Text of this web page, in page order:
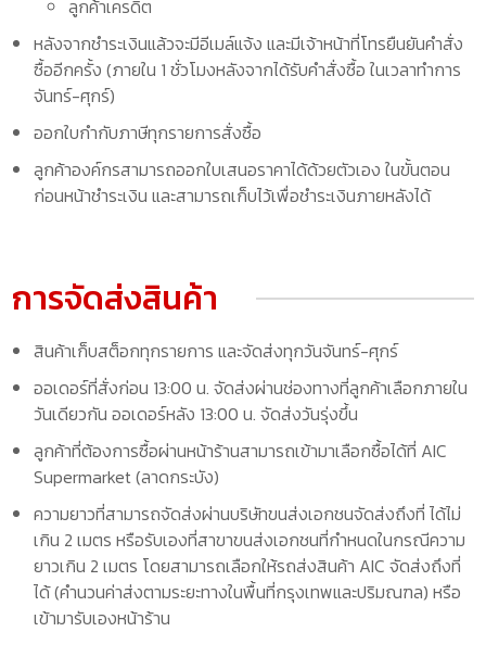
ลูกค้าเครดิต
หลังจากชำระเงินแล้วจะมีอีเมล์แจ้ง และมีเจ้าหน้าที่โทรยืนยันคำสั่ง
ซื้ออีกครั้ง (ภายใน 1 ชั่วโมงหลังจากได้รับคำสั่งซื้อ ในเวลาทำการ
จันทร์-ศุกร์)
ออกใบกำกับภาษีทุกรายการสั่งซื้อ
ลูกค้าองค์กรสามารถออกใบเสนอราคาได้ด้วยตัวเอง ในขั้นตอน
ก่อนหน้าชำระเงิน และสามารถเก็บไว้เพื่อชำระเงินภายหลังได้
การจัดส่งสินค้า
สินค้าเก็บสต็อกทุกรายการ และจัดส่งทุกวันจันทร์-ศุกร์
ออเดอร์ที่สั่งก่อน 13:00 น. จัดส่งผ่านช่องทางที่ลูกค้าเลือกภายใน
วันเดียวกัน ออเดอร์หลัง 13:00 น. จัดส่งวันรุ่งขึ้น
ลูกค้าที่ต้องการซื้อผ่านหน้าร้านสามารถเข้ามาเลือกซื้อได้ที่ AIC
Supermarket (ลาดกระบัง)
ความยาวที่สามารถจัดส่งผ่านบริษัทขนส่งเอกชนจัดส่งถึงที่ ได้ไม่
เกิน 2 เมตร หรือรับเองที่สาขาขนส่งเอกชนที่กำหนดในกรณีความ
ยาวเกิน 2 เมตร โดยสามารถเลือกให้รถส่งสินค้า AIC จัดส่งถึงที่
ได้ (คำนวนค่าส่งตามระยะทางในพื้นที่กรุงเทพและปริมณฑล) หรือ
เข้ามารับเองหน้าร้าน